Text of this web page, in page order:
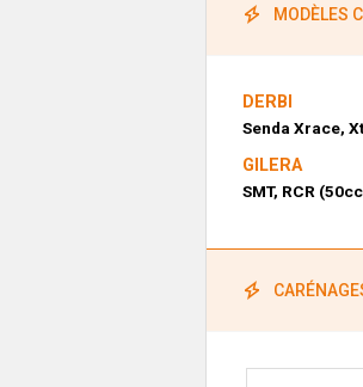
MODÈLES
DERBI
Senda Xrace,
GILERA
SMT, RCR